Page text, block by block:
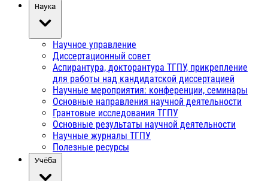
Наука
Научное управление
Диссертационный совет
Аспирантура, докторантура ТГПУ, прикрепление
для работы над кандидатской диссертацией
Научные мероприятия: конференции, семинары
Основные направления научной деятельности
Грантовые исследования ТГПУ
Основные результаты научной деятельности
Научные журналы ТГПУ
Полезные ресурсы
Учёба